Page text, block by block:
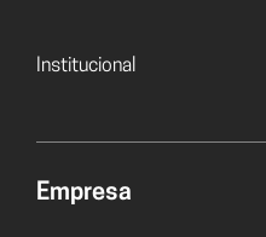
Institucional
Empresa